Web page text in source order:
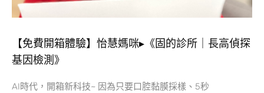
【免費開箱體驗】怡慧媽咪▸《固的診所｜長高偵探
基因檢測》
AI時代，開箱新科技~ 因為只要口腔黏膜採樣、5秒